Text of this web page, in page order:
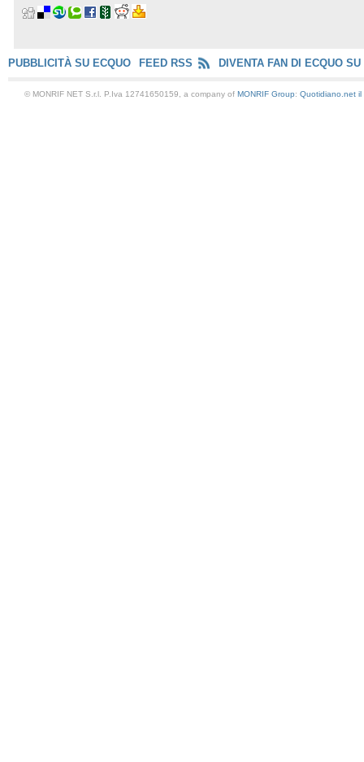
PUBBLICITÀ SU ECQUO FEED RSS DIVENTA FAN DI ECQUO SU
© MONRIF NET S.r.l. P.Iva 12741650159, a company of MONRIF Group: Quotidiano.net il